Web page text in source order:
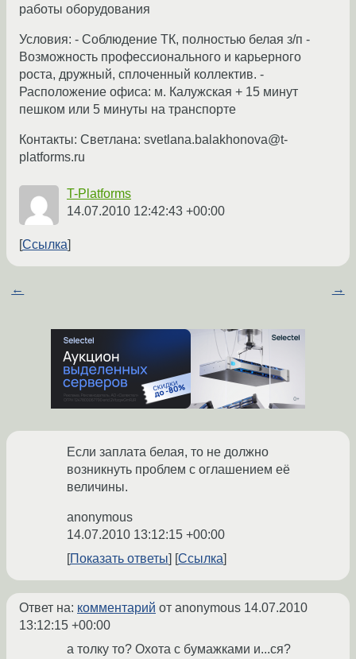
работы оборудования
Условия: - Соблюдение ТК, полностью белая з/п -
Возможность профессионального и карьерного
роста, дружный, сплоченный коллектив. -
Расположение офиса: м. Калужская + 15 минут
пешком или 5 минуты на транспорте
Контакты: Светлана: svetlana.balakhonova@t-
platforms.ru
T-Platforms
14.07.2010 12:42:43 +00:00
Ссылка
← →
Если заплата белая, то не должно
возникнуть проблем с оглашением её
величины.
anonymous
14.07.2010 13:12:15 +00:00
Показать ответы
Ссылка
Ответ на: комментарий от anonymous 14.07.2010
13:12:15 +00:00
а толку то? Охота с бумажками и...ся?